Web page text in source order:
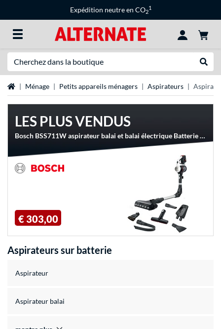
Expédition neutre en CO2
1
Page d'accueil
Ménage Petits appareils ménagers Aspirateurs
LES PLUS VENDUS
Bosch BSS711W aspirateur balai et balai électrique Batterie Sec Sans sac 0,3 L Noir, Argent, Blanc, Aspirateur balais
€ 303,00
Aspirateurs sur batterie
Aspirateur
Aspirateur balai